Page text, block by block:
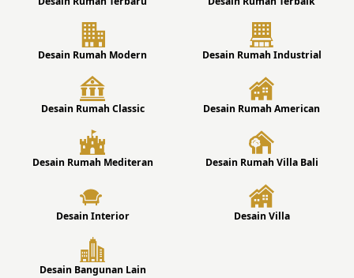
Desain Rumah Modern Desain Rumah Industrial
Desain Rumah Classic Desain Rumah American
Desain Rumah Mediteran Desain Rumah Villa Bali
Desain Interior Desain Villa
Desain Bangunan Lain